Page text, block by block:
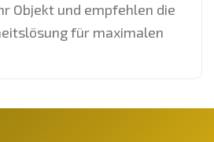
Objekt und empfehlen die
für maximalen